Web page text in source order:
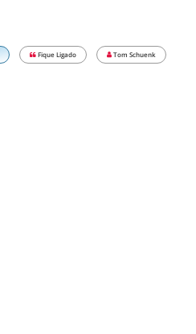
Fique Ligado Tom Schuenk